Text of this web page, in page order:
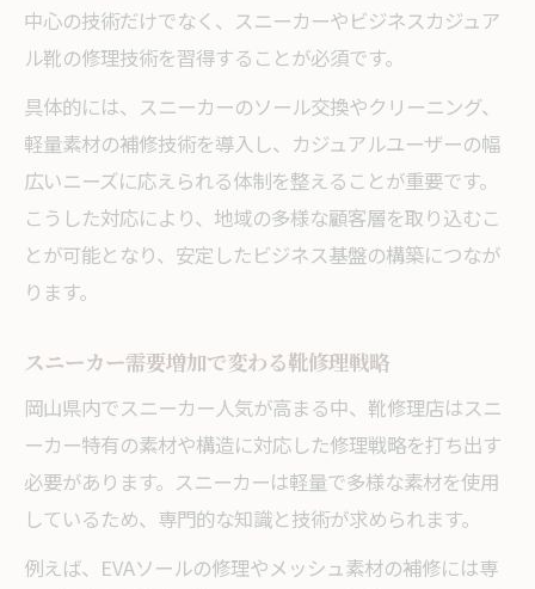
中心の技術だけでなく、スニーカーやビジネスカジュア
ル靴の修理技術を習得することが必須です。
具体的には、スニーカーのソール交換やクリーニング、
軽量素材の補修技術を導入し、カジュアルユーザーの幅
広いニーズに応えられる体制を整えることが重要です。
こうした対応により、地域の多様な顧客層を取り込むこ
とが可能となり、安定したビジネス基盤の構築につなが
ります。
スニーカー需要増加で変わる靴修理戦略
岡山県内でスニーカー人気が高まる中、靴修理店はスニ
ーカー特有の素材や構造に対応した修理戦略を打ち出す
必要があります。スニーカーは軽量で多様な素材を使用
しているため、専門的な知識と技術が求められます。
例えば、EVAソールの修理やメッシュ素材の補修には専